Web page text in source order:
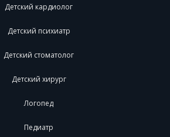
Детский кардиолог
Детский психиатр
Детский стоматолог
Детский хирург
Логопед
Педиатр